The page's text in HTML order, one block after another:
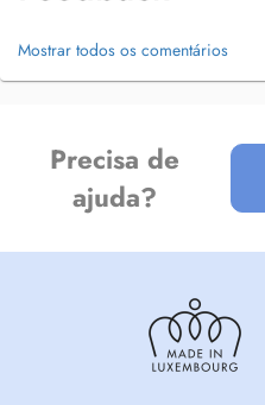
Mostrar todos os comentários
Precisa de
ajuda?